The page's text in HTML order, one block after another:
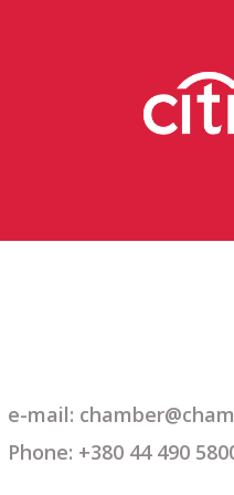
e-mail:
Phone: +380 44 490